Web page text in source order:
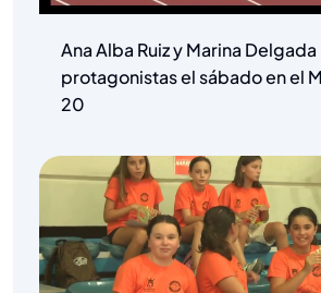
Ana Alba Ruiz y Marina Delgada
protagonistas el sábado en el
20